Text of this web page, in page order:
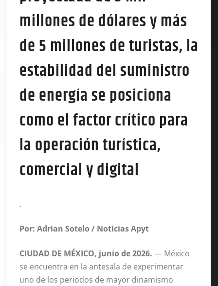
millones de dólares y más
de 5 millones de turistas, la
estabilidad del suministro
de energía se posiciona
como el factor crítico para
la operación turística,
comercial y digital
.
Por: Adrian Sotelo / Noticias Apyt
CIUDAD DE MÉXICO, junio de 2026. — México
se encuentra en la antesala de experimentar
uno de los periodos de mayor dinamismo